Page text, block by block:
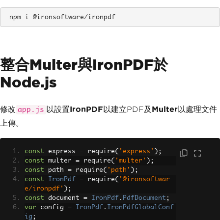
npm i @ironsoftware/ironpdf
整合Multer與IronPDF於
Node.js
修改 app.js 以設置 IronPDF以建立PDF及 Multer以處理文件
上傳。
const express = require( 'express' );
const multer = require( 'multer' );
const path = require( 'path' );
const
IronPdf = require( '@ironsoftwar
e/ironpdf' );
const document = IronPdf . PdfDocument ;
var config = IronPdf . IronPdfGlobalConf
ig ;